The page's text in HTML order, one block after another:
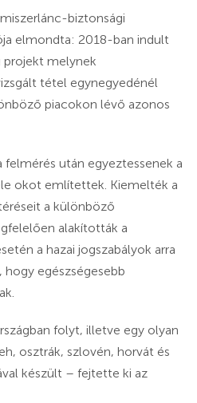
biztonsági
elmondta: 2018-ban indult
projekt melynek
tétel egynegyedénél
piacokon lévő azonos
után egyeztessenek a
okot említettek. Kiemelték a
a különböző
alakították a
a hazai jogszabályok arra
egészségesebb
folyt, illetve egy olyan
osztrák, szlovén, horvát és
készült – fejtette ki az